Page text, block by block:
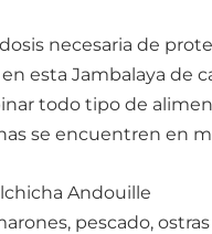
necesaria de
esta Jambalaya de
todo tipo de
se encuentren en
Andouille
pescado, ostras